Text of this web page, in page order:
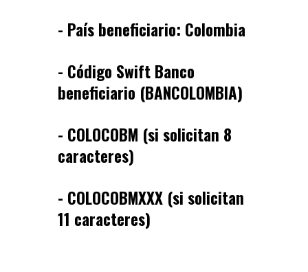
- País beneficiario: Colombia
- Código Swift Banco
beneficiario (BANCOLOMBIA)
- COLOCOBM (si solicitan 8
caracteres)
- COLOCOBMXXX (si solicitan
11 caracteres)